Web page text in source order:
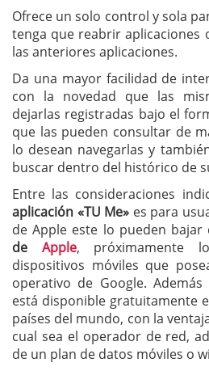
Ofrece un solo control y sola
tenga que reabrir aplicaciones
las anteriores aplicaciones.
Da una mayor facilidad de
con la novedad que las
dejarlas registradas bajo el
que las pueden consultar de
lo desean navegarlas y
buscar dentro del histórico de
Entre las consideraciones
aplicación «TU Me» es para
de Apple este lo pueden bajar
de Apple, próximamente
dispositivos móviles que
operativo de Google.
está disponible gratuitamente
países del mundo, con la
cual sea el operador de red,
de un plan de datos móviles o